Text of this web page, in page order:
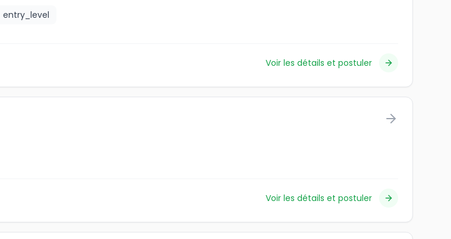
entry_level
Voir les détails et postuler
Voir les détails et postuler